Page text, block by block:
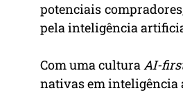
potenciais
pela inteligência
Com uma cultura AI-
nativas em inteligência